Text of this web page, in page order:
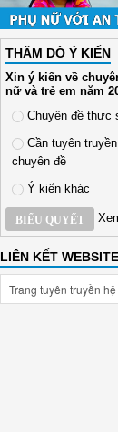
THĂM DÒ Ý KIẾN
Xin ý kiến về
nữ và trẻ em năm
Chuyên đề thực
Cần tuyên
chuyên đề
Ý kiến khác
BIỂU QUYẾT
LIÊN KẾT WEBSITE